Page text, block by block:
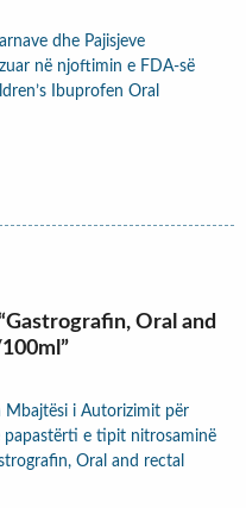
dhe Pajisjeve
në njoftimin e FDA-së
Ibuprofen Oral
Oral and
i Autorizimit për
papastërti e tipit nitrosaminë
Oral and rectal